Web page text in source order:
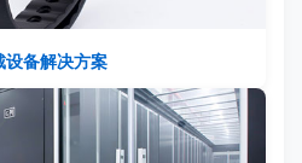
设备解决方案